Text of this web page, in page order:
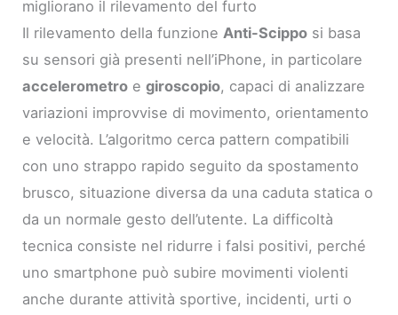
migliorano il rilevamento del furto
Il rilevamento della funzione Anti-Scippo si basa
su sensori già presenti nell’iPhone, in particolare
accelerometro egiroscopio, capaci di analizzare
variazioni improvvise di movimento, orientamento
e velocità. L’algoritmo cerca pattern compatibili
con uno strappo rapido seguito da spostamento
brusco, situazione diversa da una caduta statica o
da un normale gesto dell’utente. La difficoltà
tecnica consiste nel ridurre i falsi positivi, perché
uno smartphone può subire movimenti violenti
anche durante attività sportive, incidenti, urti o